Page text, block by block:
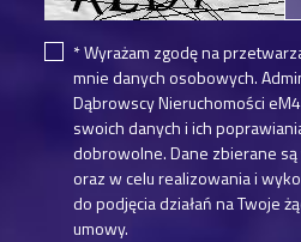
* Wyrażam zgodę na
mnie danych osobowych.
Dąbrowscy Nieruchomości
swoich danych i ich
dobrowolne. Dane zbierane
oraz w celu realizowania i
do podjęcia działań na Twoje
umowy.